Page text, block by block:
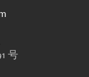
号